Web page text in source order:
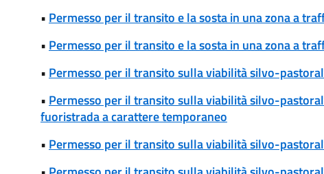
• Permesso per il transito e la sosta in una zona a
• Permesso per il transito e la sosta in una zona a
• Permesso per il transito sulla viabilità silvo-
• Permesso per il transito sulla viabilità silvo-
fuoristrada a carattere temporaneo
• Permesso per il transito sulla viabilità silvo-